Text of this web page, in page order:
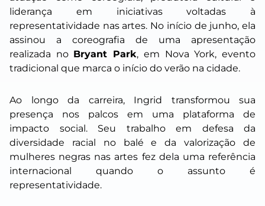
liderança em iniciativas voltadas à
representatividade nas artes. No início de junho, ela
assinou a coreografia de uma apresentação
realizada no Bryant Park, em Nova York, evento
tradicional que marca o início do verão na cidade.
Ao longo da carreira, Ingrid transformou sua
presença nos palcos em uma plataforma de
impacto social. Seu trabalho em defesa da
diversidade racial no balé e da valorização de
mulheres negras nas artes fez dela uma referência
internacional quando o assunto é
representatividade.